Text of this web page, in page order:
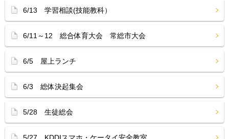
6/13 学習相談(技能教科）
6/11～12 総合体育大会 常総市大会
6/5 屋上ランチ
6/3 総体決起集会
5/28 生徒総会